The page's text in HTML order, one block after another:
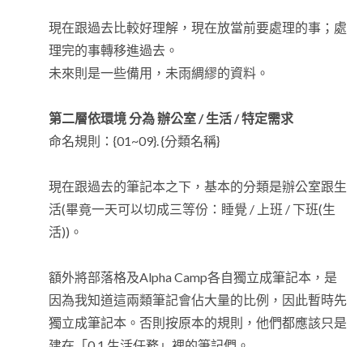
現在跟過去比較好理解，現在放當前要處理的事；處
理完的事轉移進過去。
未來則是一些備用，未雨綢繆的資料。
第二層依環境 分為 辦公室 / 生活 / 特定需求
命名規則：{01~09}. {分類名稱}
現在跟過去的筆記本之下，基本的分類是辦公室跟生
活(畢竟一天可以切成三等份：睡覺 / 上班 / 下班(生
活))。
額外將部落格及Alpha Camp各自獨立成筆記本，是
因為我知道這兩類筆記會佔大量的比例，因此暫時先
獨立成筆記本。否則按原本的規則，他們都應該只是